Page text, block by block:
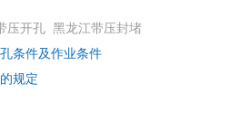
压开孔 黑龙江带压封堵
条件及作业条件
规定